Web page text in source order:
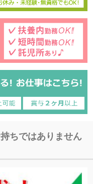
ちではありません